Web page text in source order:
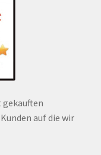
gekauften
auf die wir